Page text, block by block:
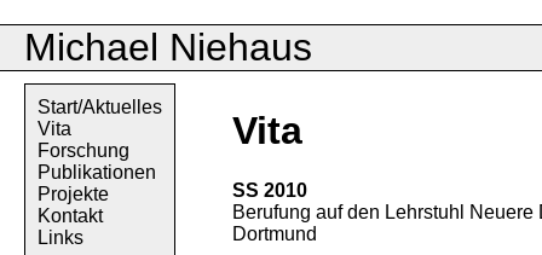
Michael Niehaus
Start/Aktuelles
Vita
Forschung
Publikationen
Projekte
Kontakt
Links
Vita
SS 2010
Berufung auf den Lehrstuhl
Dortmund